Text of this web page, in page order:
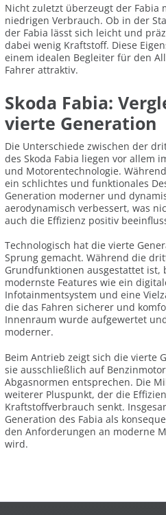
Nicht zuletzt überzeugt der Fabia
niedrigen Verbrauch. Ob in der
der Fabia lässt sich leicht und
dabei wenig Kraftstoff. Diese
einem idealen Begleiter für den
Fahrer attraktiv.
Skoda Fabia:
vierte Generation
Die Unterschiede zwischen der
des Skoda Fabia liegen vor allem
und Motorentechnologie.
ein schlichtes und funktionales
Generation moderner und
aerodynamisch verbessert, was
auch die Effizienz positiv
Technologisch hat die vierte
Sprung gemacht. Während die
Grundfunktionen ausgestattet ist,
modernste Features wie ein
Infotainmentsystem und eine
die das Fahren sicherer und
Innenraum wurde aufgewertet
moderner.
Beim Antrieb zeigt sich die vierte
sie ausschließlich auf
Abgasnormen entsprechen. Die
weiterer Pluspunkt, der die
Kraftstoffverbrauch senkt.
Generation des Fabia als
den Anforderungen an moderne
wird.